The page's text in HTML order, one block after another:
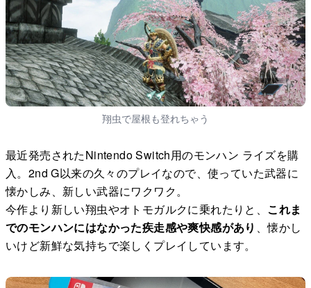
翔虫で屋根も登れちゃう
最近発売されたNintendo Switch用のモンハン ライズを購
入。2nd G以来の久々のプレイなので、使っていた武器に
懐かしみ、新しい武器にワクワク。
今作より新しい翔虫やオトモガルクに乗れたりと、 これま
でのモンハンにはなかった疾走感や爽快感があり 、懐かし
いけど新鮮な気持ちで楽しくプレイしています。